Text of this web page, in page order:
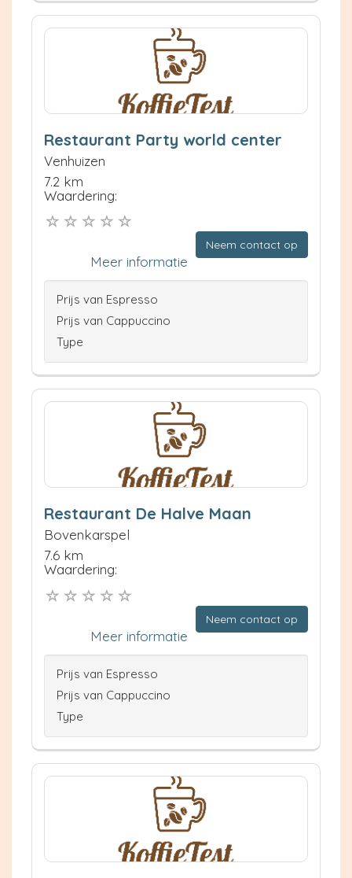
Restaurant Party world center
Venhuizen
7.2 km
Waardering:
Neem contact op
Meer informatie
Prijs van Espresso
Prijs van Cappuccino
Type
Restaurant De Halve Maan
Bovenkarspel
7.6 km
Waardering:
Neem contact op
Meer informatie
Prijs van Espresso
Prijs van Cappuccino
Type